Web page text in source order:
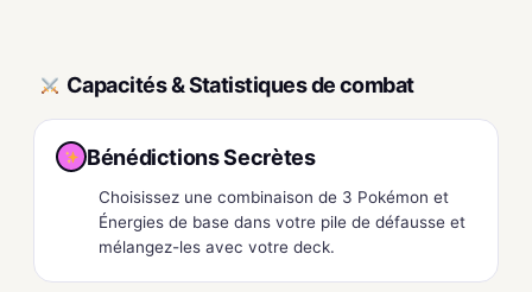
Capacités & Statistiques de combat
Bénédictions Secrètes
Choisissez une combinaison de 3 Pokémon et
Énergies de base dans votre pile de défausse et
mélangez-les avec votre deck.